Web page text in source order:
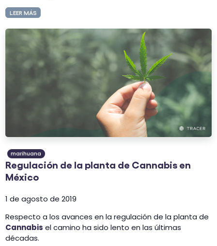
LEER MÁS
marihuana
Regulación de la planta de Cannabis en
México
1 de agosto de 2019
Respecto a los avances en la regulación de la planta de
Cannabis el camino ha sido lento en las últimas
décadas.